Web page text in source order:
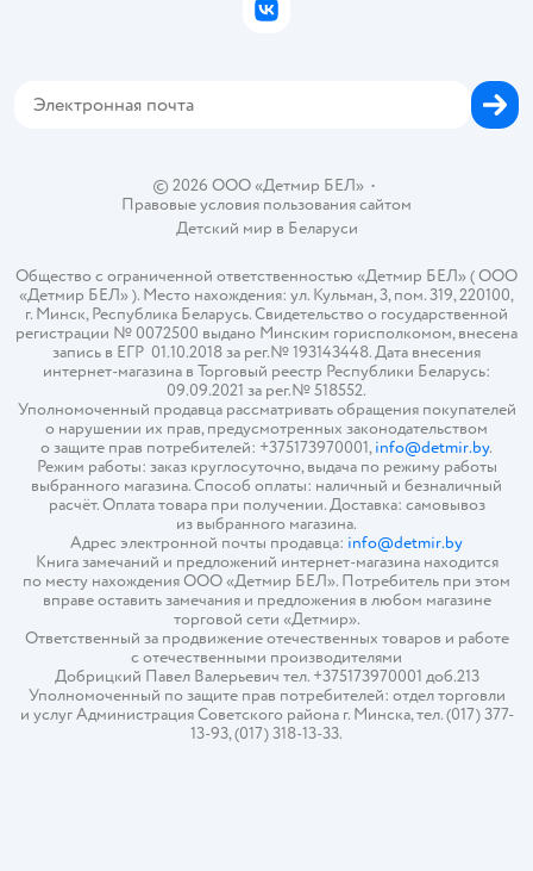
© 2026 ООО «Детмир БЕЛ»•
Правовые условия пользования сайтом
Детский мир в Беларуси
Общество с ограниченной ответственностью «Детмир БЕЛ» ( ООО
«Детмир БЕЛ» ). Место нахождения: ул. Кульман, 3, пом. 319, 220100,
г. Минск, Республика Беларусь. Свидетельство о государственной
регистрации № 0072500 выдано Минским горисполкомом, внесена
запись в ЕГР 01.10.2018 за рег.№ 193143448. Дата внесения
интернет-магазина в Торговый реестр Республики Беларусь:
09.09.2021 за рег.№ 518552.
Уполномоченный продавца рассматривать обращения покупателей
о нарушении их прав, предусмотренных законодательством
о защите прав потребителей: +375173970001,info@detmir.by.
Режим работы: заказ круглосуточно, выдача по режиму работы
выбранного магазина. Способ оплаты: наличный и безналичный
расчёт. Оплата товара при получении. Доставка: самовывоз
из выбранного магазина.
Адрес электронной почты продавца: info@detmir.by
Книга замечаний и предложений интернет-магазина находится
по месту нахождения ООО «Детмир БЕЛ». Потребитель при этом
вправе оставить замечания и предложения в любом магазине
торговой сети «Детмир».
Ответственный за продвижение отечественных товаров и работе
с отечественными производителями
Добрицкий Павел Валерьевич тел. +375173970001 доб.213
Уполномоченный по защите прав потребителей: отдел торговли
и услуг Администрация Советского района г. Минска, тел. (017) 377-
13-93, (017) 318-13-33.
ВКонтакте